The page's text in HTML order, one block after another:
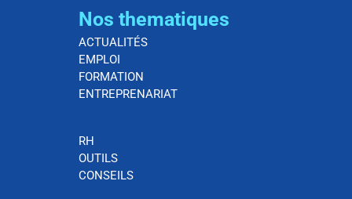
Nos thematiques
ACTUALITÉS
EMPLOI
FORMATION
ENTREPRENARIAT
RH
OUTILS
CONSEILS